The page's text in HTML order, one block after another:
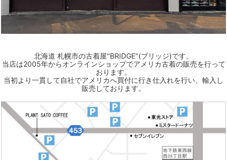
北海道 札幌市の古着屋"BRIDGE"(ブリッジ)です。
当店は2005年からオンラインショップでアメリカ古着の販売を行って
おります。
当初より一貫して自社でアメリカへ買付に行き仕入れを行い、輸入し
販売しております。